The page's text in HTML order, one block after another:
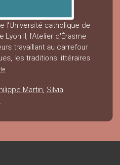
l'Université catholique de
Lyon II, l'Atelier d'Érasme
travaillant au carrefour
les traditions littéraires
Martin, Silvia